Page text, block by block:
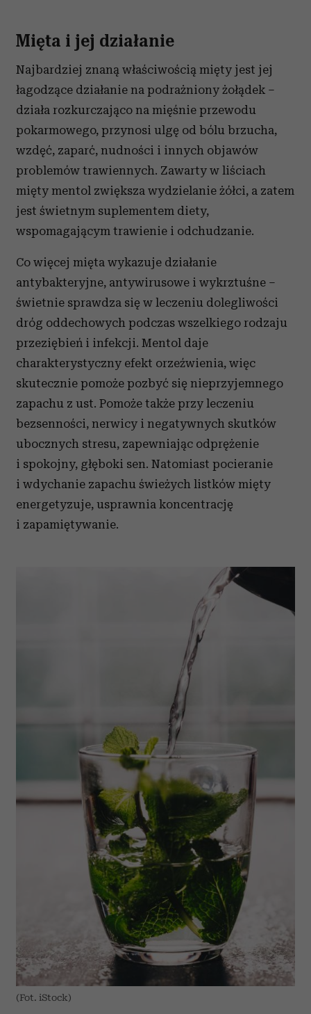
Mięta i jej działanie
Najbardziej znaną właściwością mięty jest jej
łagodzące działanie na podrażniony żołądek –
działa rozkurczająco na mięśnie przewodu
pokarmowego, przynosi ulgę od bólu brzucha,
wzdęć, zaparć, nudności i innych objawów
problemów trawiennych. Zawarty w liściach
mięty mentol zwiększa wydzielanie żółci, a zatem
jest świetnym suplementem diety,
wspomagającym trawienie i odchudzanie.
Co więcej mięta wykazuje działanie
antybakteryjne, antywirusowe i wykrztuśne –
świetnie sprawdza się w leczeniu dolegliwości
dróg oddechowych podczas wszelkiego rodzaju
przeziębień i infekcji. Mentol daje
charakterystyczny efekt orzeźwienia, więc
skutecznie pomoże pozbyć się nieprzyjemnego
zapachu z ust. Pomoże także przy leczeniu
bezsenności, nerwicy i negatywnych skutków
ubocznych stresu, zapewniając odprężenie
i spokojny, głęboki sen. Natomiast pocieranie
i wdychanie zapachu świeżych listków mięty
energetyzuje, usprawnia koncentrację
i zapamiętywanie.
(Fot. iStock)